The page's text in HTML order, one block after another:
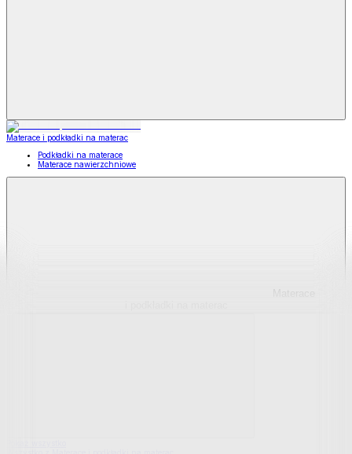
Materace i podkładki na materac
Podkładki na materace
Materace nawierzchniowe